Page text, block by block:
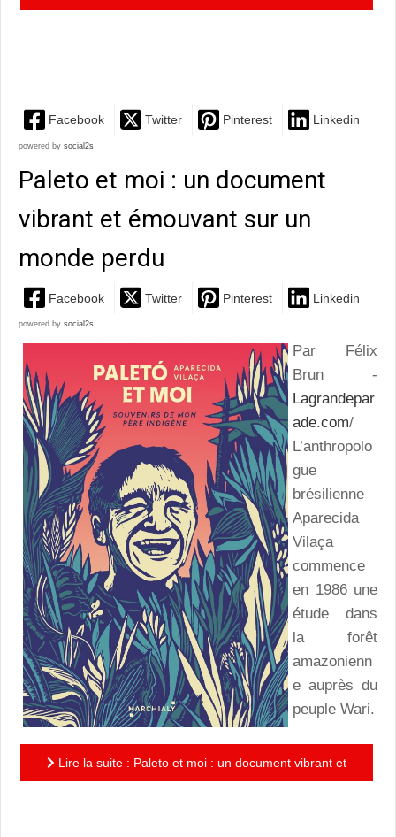
Facebook Twitter Pinterest Linkedin
powered by social2s
Paleto et moi : un document
vibrant et émouvant sur un
monde perdu
Facebook Twitter Pinterest Linkedin
powered by social2s
Par Félix
Brun -
Lagrandepar
ade.com/
L’anthropolo
gue
brésilienne
Aparecida
Vilaça
commence
en 1986 une
étude dans
la forêt
amazonienn
e auprès du
peuple Wari.
Lire la suite : Paleto et moi : un document vibrant et